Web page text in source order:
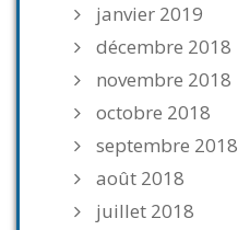
janvier 2019
décembre 2018
novembre 2018
octobre 2018
septembre 2018
août 2018
juillet 2018